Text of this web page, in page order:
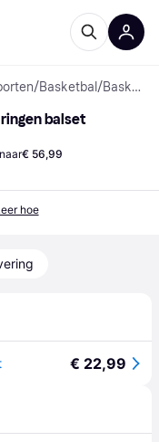
/Basketbal / Basketbalsets
balset
naar€ 56,99
hoe
€ 22,99